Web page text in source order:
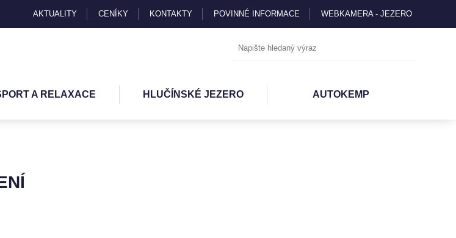
AKTUALITY CENÍKY KONTAKTY POVINNÉ INFORMACE WEBKAMERA - JEZERO
A RELAXACE HLUČÍNSKÉ JEZERO AUTOKEMP